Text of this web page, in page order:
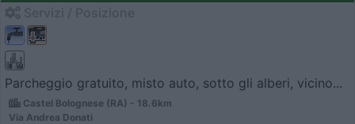
Parcheggio gratuito, misto auto, sotto gli alberi, vicino...
Castel Bolognese (RA) - 18.6km
Via Andrea Donati